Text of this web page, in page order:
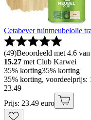
Cetabever tuinmeubelolie
(49)Beoordeeld met 4.6
15.27 met Club Karwei
35% korting35% korting
35% korting, voordeelprijs:
23.49
Prijs: 23.49 euro